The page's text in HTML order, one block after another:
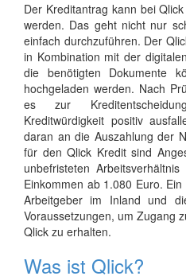
Der Kreditantrag kann bei
werden. Das geht nicht nur
einfach durchzuführen. Der
in Kombination mit der
die benötigten Dokumente
hochgeladen werden. Nach
es zur
Kreditwürdigkeit positiv
daran an die Auszahlung der
für den Qlick Kredit sind
unbefristeten
Einkommen ab 1.080 Euro.
Arbeitgeber im Inland und
Voraussetzungen, um Zugang
Qlick zu erhalten.
Was ist Qlick?